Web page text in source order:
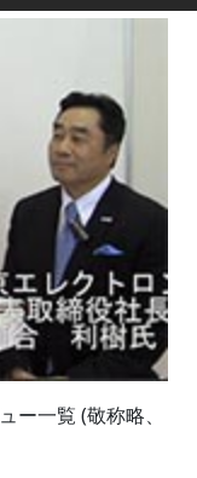
ー一覧 (敬称略、